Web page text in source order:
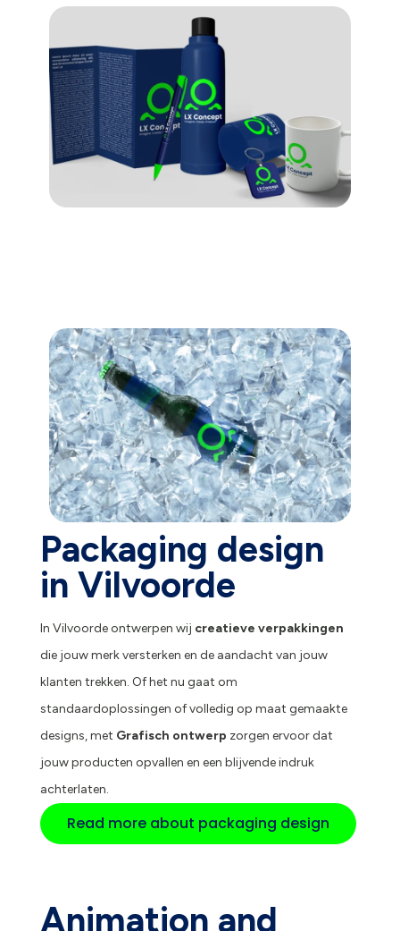
Packaging design
in Vilvoorde
In Vilvoorde ontwerpen wij creatieve verpakkingen
die jouw merk versterken en de aandacht van jouw
klanten trekken. Of het nu gaat om
standaardoplossingen of volledig op maat gemaakte
designs, met Grafisch ontwerp zorgen ervoor dat
jouw producten opvallen en een blijvende indruk
achterlaten.
Read more about packaging design
Animation and